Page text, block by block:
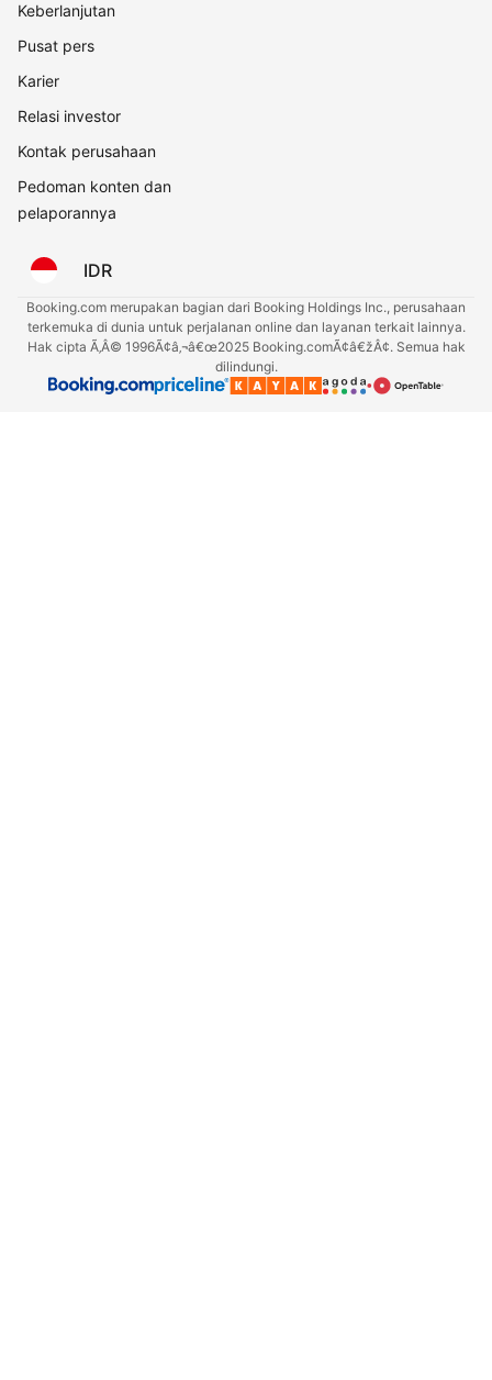
Keberlanjutan
Pusat pers
Karier
Relasi investor
Kontak perusahaan
Pedoman konten dan
pelaporannya
IDR
Booking.com merupakan bagian dari Booking Holdings Inc., perusahaan
terkemuka di dunia untuk perjalanan online dan layanan terkait lainnya.
Hak cipta Ã‚Â© 1996Ã¢â‚¬â€œ2025 Booking.comÃ¢â€žÂ¢. Semua hak
dilindungi.